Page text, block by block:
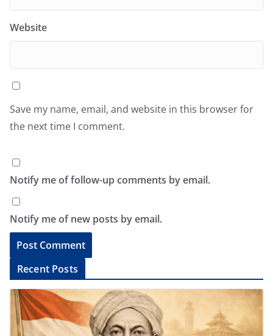
Website
Save my name, email, and website in this browser for
the next time I comment.
Notify me of follow-up comments by email.
Notify me of new posts by email.
l
Recent Posts